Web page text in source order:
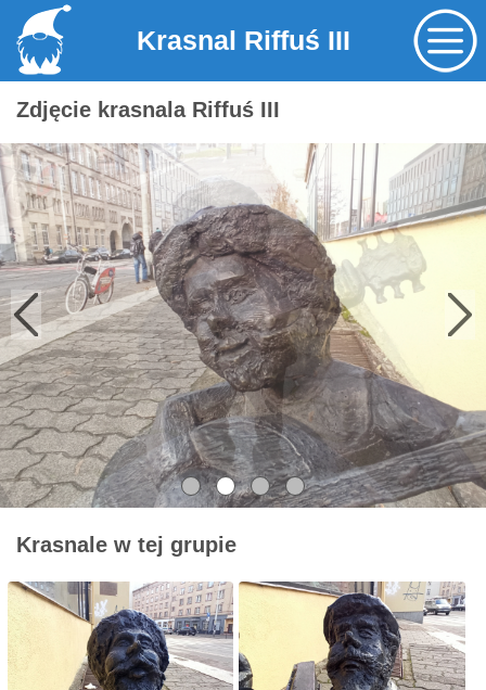
Krasnal Riffuś III
Zdjęcie krasnala Riffuś III
Krasnale w tej grupie